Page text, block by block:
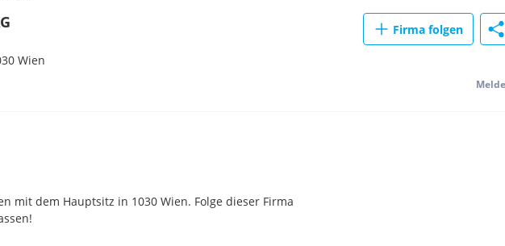
Wien
Firma folgen
mit dem Hauptsitz in 1030 Wien. Folge dieser Firma